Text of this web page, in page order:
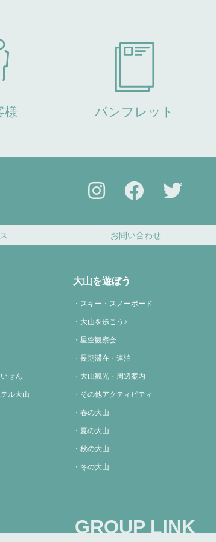
様 パンフレット
お問い合わせ
せん
ル大山
大山を遊ぼう
スキー・スノーボード
大山を歩こう♪
星空観察会
長期滞在・連泊
大山観光・周辺案内
その他アクティビティ
春の大山
夏の大山
秋の大山
冬の大山
GROUP LINK